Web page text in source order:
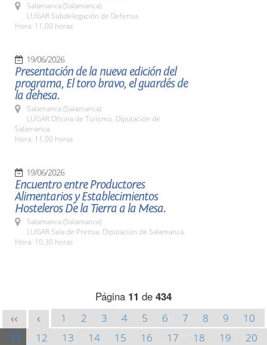
Salamanca (Salamanca)
LUGAR Subdelegación de Defensa.
Hora: 11,00 horas
19/06/2026
Presentación de la nueva edición del
programa, El toro bravo, el guardés de
la dehesa.
Salamanca (Salamanca)
LUGAR Oficina de Turismo. Diputación de
Salamanca.
Hora: 11,00 horas
19/06/2026
Encuentro entre Productores
Alimentarios y Establecimientos
Hosteleros De la Tierra a la Mesa.
Salamanca (Salamanca)
LUGAR Sala de Prensa. Diputación de Salamanca.
Hora: 10,30 horas
Página 11 de 434
<< < 1 2 3 4 5 6 7 8 9
10
11
12 13 14 15 16 17 18 19
20